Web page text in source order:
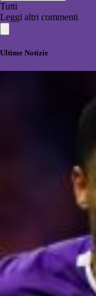
Tutti
Leggi altri commenti
Ultime Notizie